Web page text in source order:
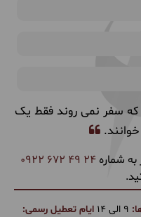
سفر نمی روند فقط یک
شماره 0922 672 49 24
ایام تعطیل رسمی: